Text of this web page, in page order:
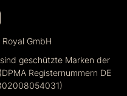
GmbH
geschützte Marken der
Registernummern DE